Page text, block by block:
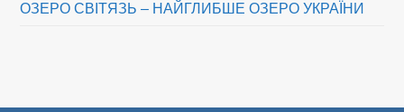
ОЗЕРО СВІТЯЗЬ – НАЙГЛИБШЕ ОЗЕРО УКРАЇНИ